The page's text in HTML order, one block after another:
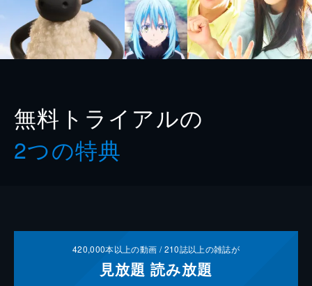
無料トライアルの
2つの特典
420,000本以上の動画 /210誌以上の雑誌が
見放題 読み放題